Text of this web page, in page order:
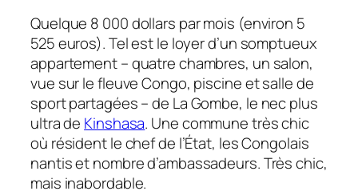
Quelque 8 000 dollars par mois (environ 5
525 euros). Tel est le loyer d’un somptueux
appartement – quatre chambres, un salon,
vue sur le fleuve Congo, piscine et salle de
sport partagées – de La Gombe, le nec plus
ultra de Kinshasa. Une commune très chic
où résident le chef de l’État, les Congolais
nantis et nombre d’ambassadeurs. Très chic,
mais inabordable.